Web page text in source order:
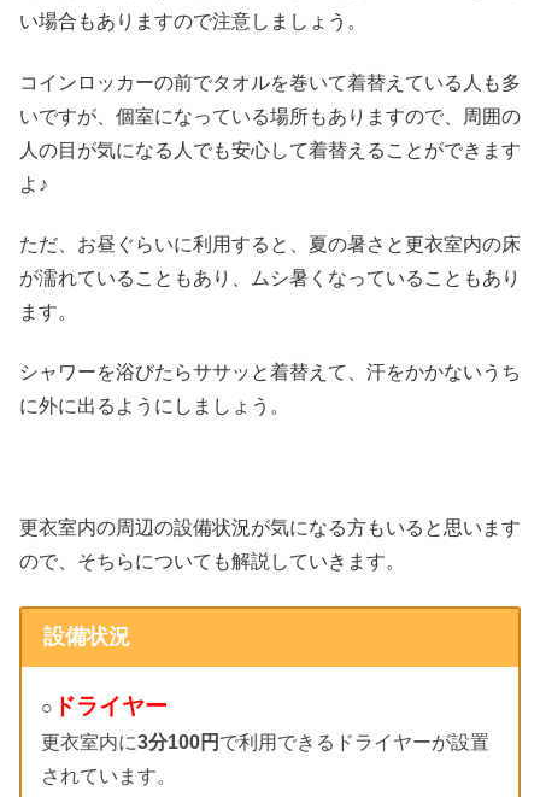
い場合もありますので注意しましょう。
コインロッカーの前でタオルを巻いて着替えている人も多
いですが、個室になっている場所もありますので、周囲の
人の目が気になる人でも安心して着替えることができます
よ♪
ただ、お昼ぐらいに利用すると、夏の暑さと更衣室内の床
が濡れていることもあり、ムシ暑くなっていることもあり
ます。
シャワーを浴びたらササッと着替えて、汗をかかないうち
に外に出るようにしましょう。
更衣室内の周辺の設備状況が気になる方もいると思います
ので、そちらについても解説していきます。
設備状況
○ ドライヤー
更衣室内に3分100円 で利用できるドライヤーが設置
されています。